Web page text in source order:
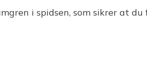
i spidsen, som sikrer at